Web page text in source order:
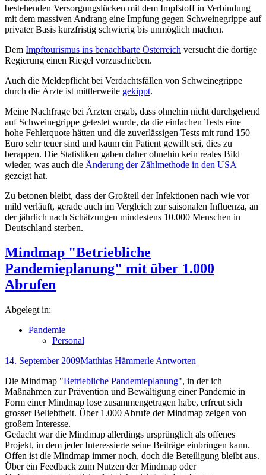
bestehenden Versorgungslücken mit dem Impfstoff in Verbindung
mit dem massiven Andrang eine Impfung gegen Schweinegrippe auf
privater Basis kurzfristig schwierig bis unmöglich machen.
Dem Impftourismus ins benachbarte Österreich versucht die dortige
Regierung einen Riegel vorzuschieben.
Auch die Meldepflicht bei Verdachtsfällen von Schweinegrippe
durch die Ärzte ist mittlerweile gekippt.
Meine Nachfrage bei Ärzten ergab, dass ohnehin nicht durchgehend
auf Schweinegrippe getestet wurde, da die einfachen Tests eine
hohe Fehlerquote hätten und die zuverlässigen Tests mit rund 150
Euro sehr teuer sind und kaum ein Patient gewillt sei, dies zu
berappen. Die Statistiken gaben daher ohnehin kein reales Bild
wieder, was auch die Änderung der Zählmethode in den USA
gezeigt hat.
Zu betonen bleibt, dass der Großteil der Infektionen nach wie vor
mild verläuft, gerade auch im Vergleich zur saisonalen Influenza, an
der jährlich nach Schätzungen mindestens 10.000 Menschen in
Deutschland sterben.
Mindmap "Betriebliche
Pandemieplanung" mit über 1.000
Abrufen
Abgelegt in:
Pandemie
Personal
14. September 2009Matthias Hämmerle Antworten
Die Mindmap "Betriebliche Pandemieplanung", in der ich
Maßnahmen zur Prävention und Bewältigung einer Pandemie in
Form einer Mindmap lose zusammengetragen habe, erfreut sich
grosser Beliebtheit. Über 1.000 Abrufe der Mindmap zeigen von
großem Interesse.
Gedacht war die Mindmap allerdings ursprünglich als offenes
Projekt, in dem jeder Interessierte seine Beiträge einbringen kann.
Offen ist die Mindmap immer noch, doch die Beteiligung bleibt aus.
Über ein Feedback zum Nutzen der Mindmap oder